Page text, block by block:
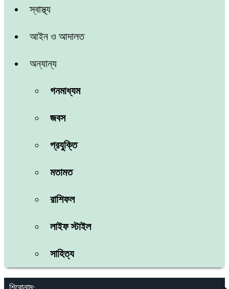
স্বাস্থ্য
আইন ও আদালত
অন্যান্য
গনমাধ্যম
জবস
প্রযুক্তি
মতামত
রাশিফল
লাইফ স্টাইল
সাহিত্য